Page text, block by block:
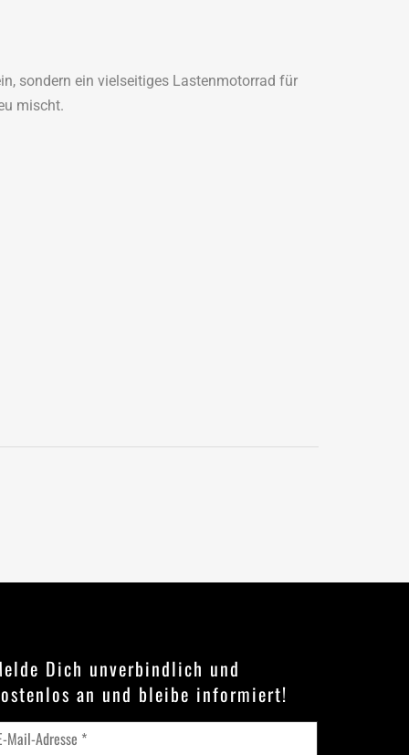
sondern ein vielseitiges Lastenmotorrad für
mischt.
Dich unverbindlich und
an und bleibe informiert!